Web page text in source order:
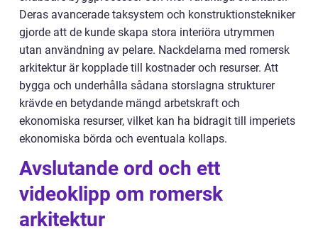
Deras avancerade taksystem och konstruktionstekniker
gjorde att de kunde skapa stora interiöra utrymmen
utan användning av pelare. Nackdelarna med romersk
arkitektur är kopplade till kostnader och resurser. Att
bygga och underhålla sådana storslagna strukturer
krävde en betydande mängd arbetskraft och
ekonomiska resurser, vilket kan ha bidragit till imperiets
ekonomiska börda och eventuala kollaps.
Avslutande ord och ett
videoklipp om romersk
arkitektur